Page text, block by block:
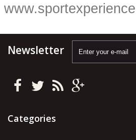
Newsletter
Categories